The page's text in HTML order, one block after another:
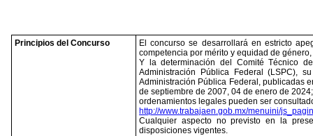
Principios del Concurso
El concurso se desarrollará en estricto
competencia por mérito y equidad de
Y la determinación del Comité Técnico
Administración Pública Federal (LSPC),
Administración Pública Federal, publicadas
de septiembre de 2007, 04 de enero de
ordenamientos legales pueden ser
http://www.trabajaen.gob.mx/menuini/
Cualquier aspecto no previsto en la
disposiciones vigentes.